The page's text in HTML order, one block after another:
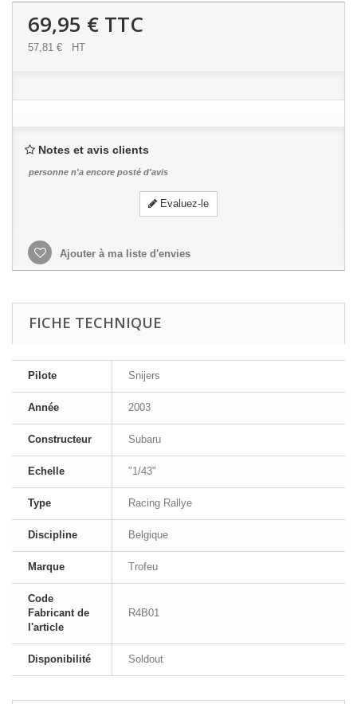
69,95 € TTC
57,81 € HT
Notes et avis clients
personne n'a encore posté d'avis
Evaluez-le
Ajouter à ma liste d'envies
FICHE TECHNIQUE
Pilote Snijers
Année 2003
Constructeur Subaru
Echelle "1/43"
Type Racing Rallye
Discipline Belgique
Marque Trofeu
Code
Fabricant de
l'article
R4B01
Disponibilité Soldout